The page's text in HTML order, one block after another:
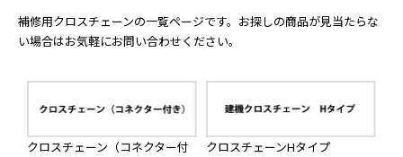
補修用クロスチェーンの一覧ページです。お探しの商品が見当たらな
い場合はお気軽にお問い合わせください。
クロスチェーン（コネクター付
クロスチェーンHタイプ